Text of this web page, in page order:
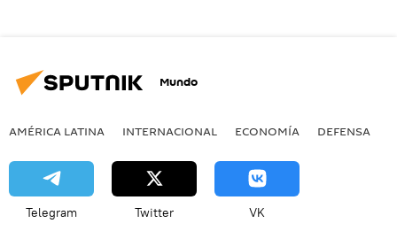
Mundo
AMÉRICA LATINA INTERNACIONAL ECONOMÍA DEFENSA
Telegram Twitter VK